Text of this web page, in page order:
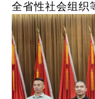
全省性社会组织